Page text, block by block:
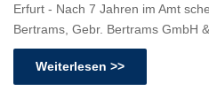
Erfurt - Nach 7 Jahren im Amt
Bertrams, Gebr. Bertrams GmbH
Weiterlesen >>